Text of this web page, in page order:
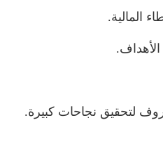
المالية.
لتحقيق نجاحات كبيرة.